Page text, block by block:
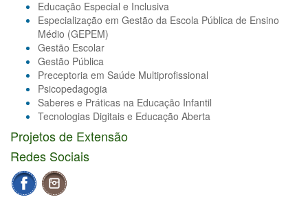
Educação Especial e Inclusiva
Especialização em Gestão da Escola Pública de Ensino
Médio (GEPEM)
Gestão Escolar
Gestão Pública
Preceptoria em Saúde Multiprofissional
Psicopedagogia
Saberes e Práticas na Educação Infantil
Tecnologias Digitais e Educação Aberta
Projetos de Extensão
Redes Sociais